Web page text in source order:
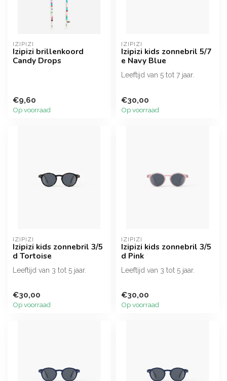
IZIPIZI
Izipizi brillenkoord
Candy Drops
€9,60
Op voorraad
IZIPIZI
Izipizi kids zonnebril 5/7
e Navy Blue
Leeftijd van 5 tot 7 jaar.
€30,00
Op voorraad
IZIPIZI
Izipizi kids zonnebril 3/5
d Tortoise
Leeftijd van 3 tot 5 jaar.
€30,00
Op voorraad
IZIPIZI
Izipizi kids zonnebril 3/5
d Pink
Leeftijd van 3 tot 5 jaar.
€30,00
Op voorraad